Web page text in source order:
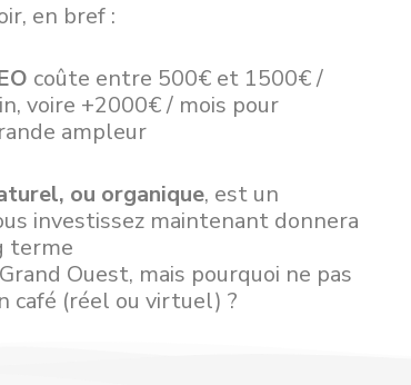
en bref :
coûte entre 500€ et 1500€ /
voire +2000€ / mois pour
ampleur
ou organique, est un
investissez maintenant donnera
terme
Ouest, mais pourquoi ne pas
café (réel ou virtuel) ?